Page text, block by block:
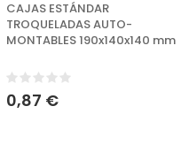
CAJAS ESTÁNDAR
TROQUELADAS AUTO-
MONTABLES 190x140x140 mm
0,87 €